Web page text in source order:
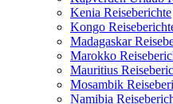
Kenia Reiseberichte
Kongo
Madagaskar
Marokko
Mauritius
Mosambik
Namibia